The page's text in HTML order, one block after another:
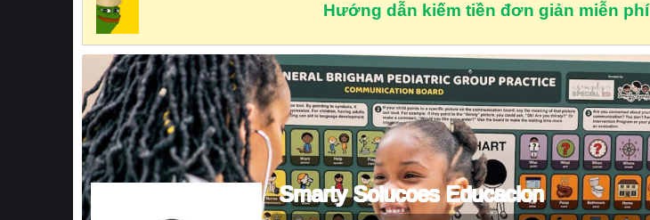
Hướng dẫn kiếm tiền đơn giản miễn phí
Smarty Solucoes Educacion